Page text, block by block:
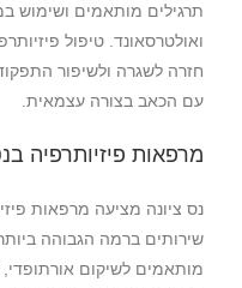
תרגילים מותאמים ושימוש
ואולטרסאונד. טיפול
חזרה לשגרה ולשיפור
עם הכאב בצורה עצמאית.
מרפאות פיזיותרפיה
נס ציונה מציעה מרפאות
שירותים ברמה הגבוהה
מותאמים לשיקום